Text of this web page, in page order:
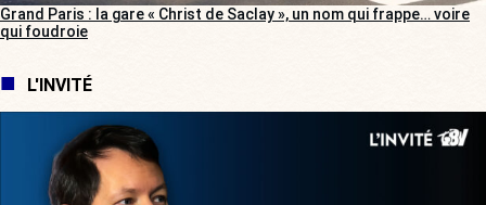
Grand Paris : la gare « Christ de Saclay », un nom qui frappe… voire
qui foudroie
L'INVITÉ